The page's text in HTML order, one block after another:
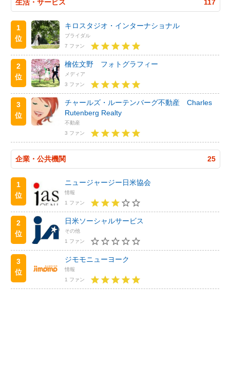
生活・サービス 117
1
位
キロスタジオ・インターナショナル
ブライダル
7 ファン
2
位
檜佐文野 フォトグラフィー
メディア
3 ファン
3
位
チャールズ・ルーテンバーグ不動産 Charles
Rutenberg Realty
不動産
3 ファン
企業・公共機関 25
1
位
ニュージャージー日米協会
情報
1 ファン
2
位
日米ソーシャルサービス
その他
1 ファン
3
位
ジモモニューヨーク
情報
1 ファン